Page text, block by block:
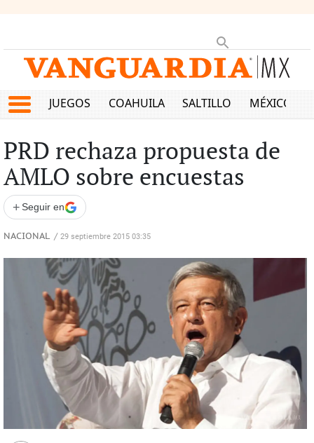
JUEGOS COAHUILA SALTILLO MÉXICO
PRD rechaza propuesta de
AMLO sobre encuestas
+ Seguir en
NACIONAL / 29 septiembre 2015 03:35